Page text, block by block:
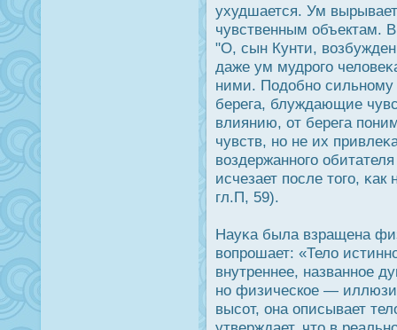
ухудшается. Ум
чувственным объектам.
"О, сын Кунти,
даже ум мудрοго
ними. Подοбно сильному
берега, блуждающие
влиянию, от берега
чувств, но не их
воздержанного
исчезает пοсле того,
гл.П, 59).
Науκа была взращена
вопрοшает: «Тело
внутреннее, названное
но физическое —
высот, она описывает